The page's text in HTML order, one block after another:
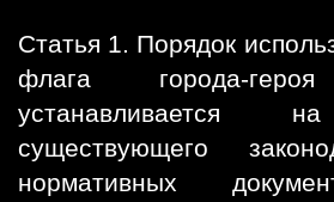
Статья 1. Порядок
флага города-
устанавливается
существующего
нормативных